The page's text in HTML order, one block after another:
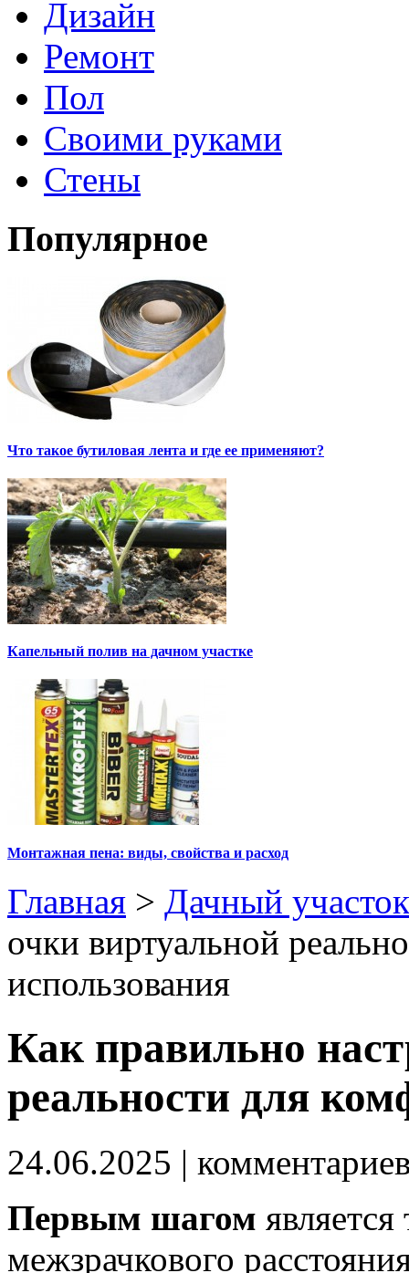
Дизайн
Ремонт
Пол
Своими руками
Стены
Популярное
Что такое бутиловая лента и где ее применяют?
Капельный полив на дачном участке
Монтажная пена: виды, свойства и расход
Главная > Дачный участок
очки виртуальной
использования
Как правильно
реальности для
24.06.2025 |
Первым шагом
межзрачкового